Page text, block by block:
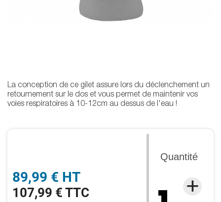
89,99 € HT
107,99 € TTC
Quantité
La conception de ce gilet assure lors du déclenchement un
retournement sur le dos et vous permet de maintenir vos
voies respiratoires à 10-12cm au dessus de l'eau !